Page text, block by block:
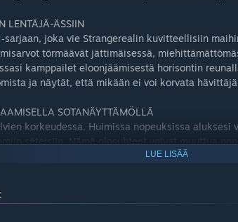
LENTÄJÄ-ÄSSIIN
‑sarjaan, joka vie Strangerealin kuvitteellisiin
törmäävät jättimäisessä,
kamppailet eloonjäämisestä horisontin
ja näytät, että mikään ei voi korvata
SOTANÄYTTÄMÖLLÄ
korkeudessa. Huimissa nopeuksissa
säteisiin. Nämä olosuhteet voivat muuttua
edukseen konstikkaissa kahakoissa. Sää voi
LUE LISÄÄ